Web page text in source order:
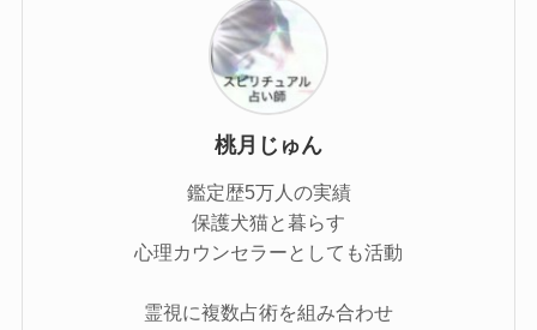
桃月じゅん
鑑定歴5万人の実績
保護犬猫と暮らす
心理カウンセラーとしても活動
霊視に複数占術を組み合わせ